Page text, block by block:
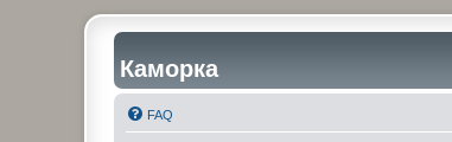
Каморка
FAQ